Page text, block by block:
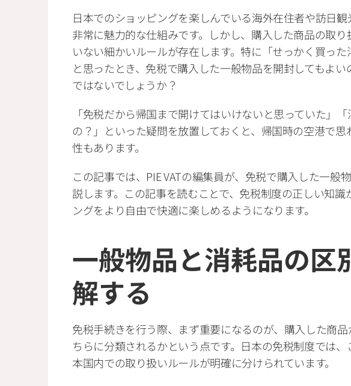
日本でのショッピングを楽しんでいる海外在住者や訪日
非常に魅力的な仕組みです。しかし、購入した商品の取
いない細かいルールが存在します。特に「せっかく買った
と思ったとき、免税で購入した一般物品を開封してもよ
ではないでしょうか？
「免税だから帰国まで開けてはいけないと思っていた」
の？」といった疑問を放置しておくと、帰国時の空港で
性もあります。
この記事では、PIE VATの編集員が、免税で購入した一般
説します。この記事を読むことで、免税制度の正しい知
ングをより自由で快適に楽しめるようになります。
一般物品と消耗品の区
解する
免税手続きを行う際、まず重要になるのが、購入した商
ちらに分類されるかという点です。日本の免税制度では
本国内での取り扱いルールが明確に分けられています。